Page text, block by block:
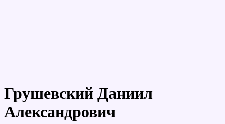
Грушевский Даниил
Александрович